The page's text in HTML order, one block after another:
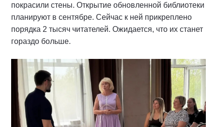
покрасили стены. Открытие обновленной библиотеки
планируют в сентябре. Сейчас к ней прикреплено
порядка 2 тысяч читателей. Ожидается, что их станет
гораздо больше.